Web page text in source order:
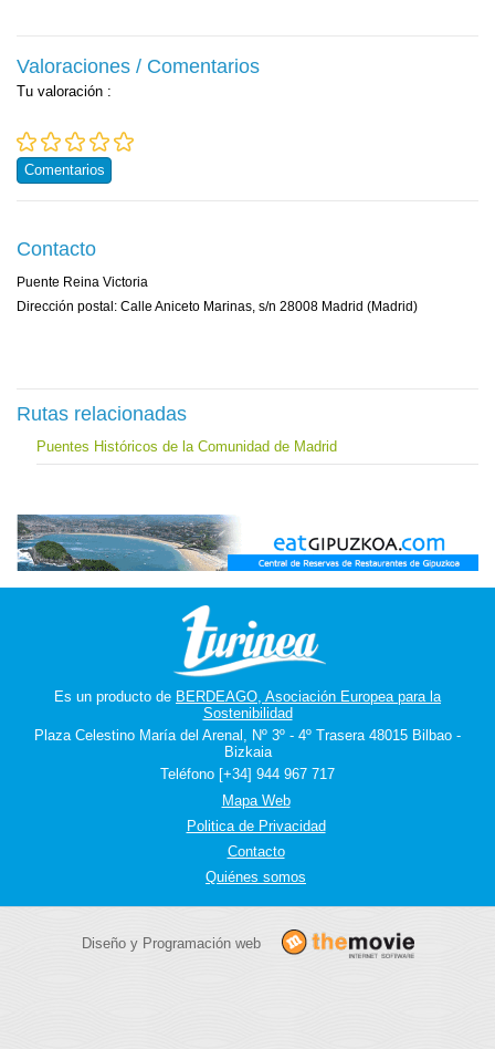
Valoraciones / Comentarios
Tu valoración :
Comentarios
Contacto
Puente Reina Victoria
Dirección postal: Calle Aniceto Marinas, s/n 28008 Madrid (Madrid)
Rutas relacionadas
Puentes Históricos de la Comunidad de Madrid
Es un producto de BERDEAGO, Asociación Europea para la
Sostenibilidad
Plaza Celestino María del Arenal, Nº 3º - 4º Trasera 48015 Bilbao -
Bizkaia
Teléfono [+34] 944 967 717
Mapa Web
Politica de Privacidad
Contacto
Quiénes somos
Diseño y Programación web